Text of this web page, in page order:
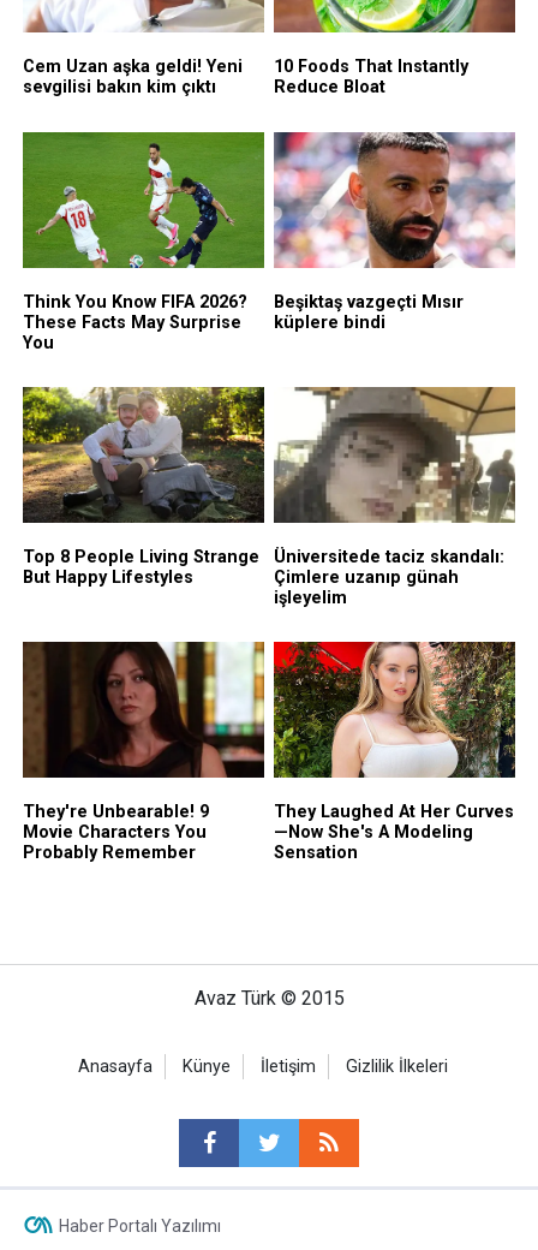
Avaz Türk © 2015
Anasayfa Künye İletişim Gizlilik İlkeleri
Haber Portalı Yazılımı